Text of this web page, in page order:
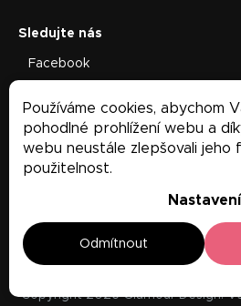
Používáme cookies, abychom
pohodlné prohlížení webu a
webu neustále zlepšovali jeho
použitelnost.
Nastavení
Odmítnout
Facebook
Facebook
Copyright 2026Glamour Design.